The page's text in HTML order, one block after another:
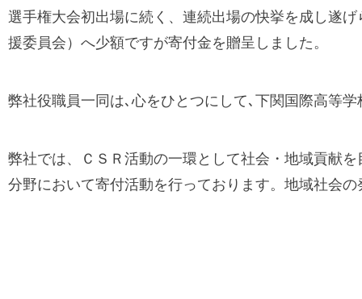
選手権大会初出場に続く、連続出場の快挙を成し遂
援委員会）へ少額ですが寄付金を贈呈しました。
弊社役職員一同は､心をひとつにして､下関国際高等
弊社では、ＣＳＲ活動の一環として社会・地域貢献
分野において寄付活動を行っております。地域社会